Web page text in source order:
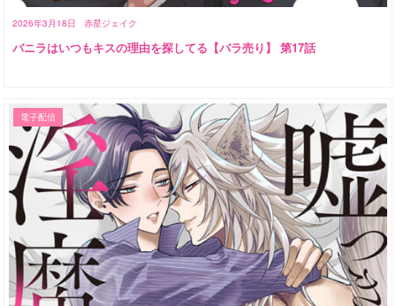
2026年3月18日 赤星ジェイク
バニラはいつもキスの理由を探してる【バラ売り】 第17話
電子配信